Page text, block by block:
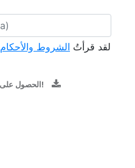
لقد قرأتُ الشروط والأحكام
الحصول على البيانات والاتجاهات!